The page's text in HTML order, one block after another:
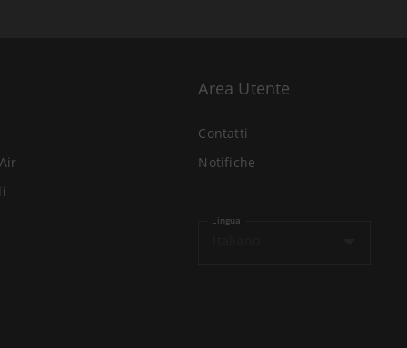
Area Utente
Contatti
Notifiche
Lingua